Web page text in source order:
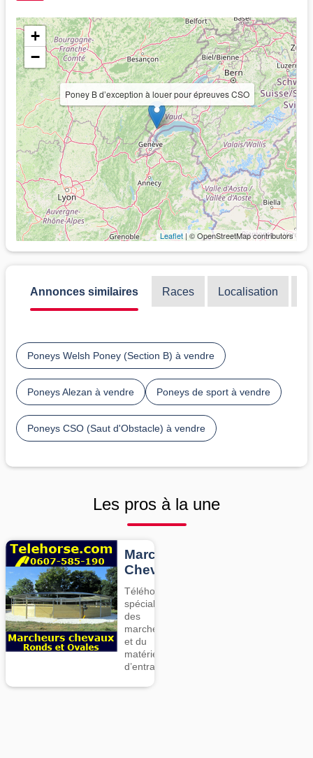
Poney B d’exception à louer pour épreuves CSO
+
−
Leaflet | © OpenStreetMap contributors
Annonces similaires Races Localisation
Poneys Welsh Poney (Section B) à vendre
Poneys Alezan à vendre Poneys de sport à vendre
Poneys CSO (Saut d'Obstacle) à vendre
Les pros à la une
Marcheurs
Chevaux
Téléhorse,
spécialiste
des
marcheurs
et du
matériel
d’entrainement